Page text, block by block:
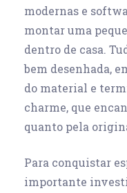
modernas e
montar uma
dentro de casa.
bem desenhada,
do material e
charme, que
quanto pela
Para conquistar
importante